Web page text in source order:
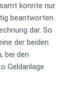
konnte nur
beantworten.
dar. So
der beiden
bei den
Geldanlage